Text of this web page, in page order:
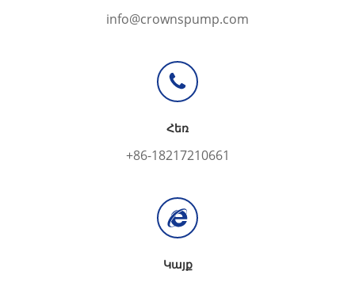
info@crownspump.com
Հեռ
+86-18217210661
Կայք